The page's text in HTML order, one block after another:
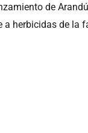
de
a herbicidas de la